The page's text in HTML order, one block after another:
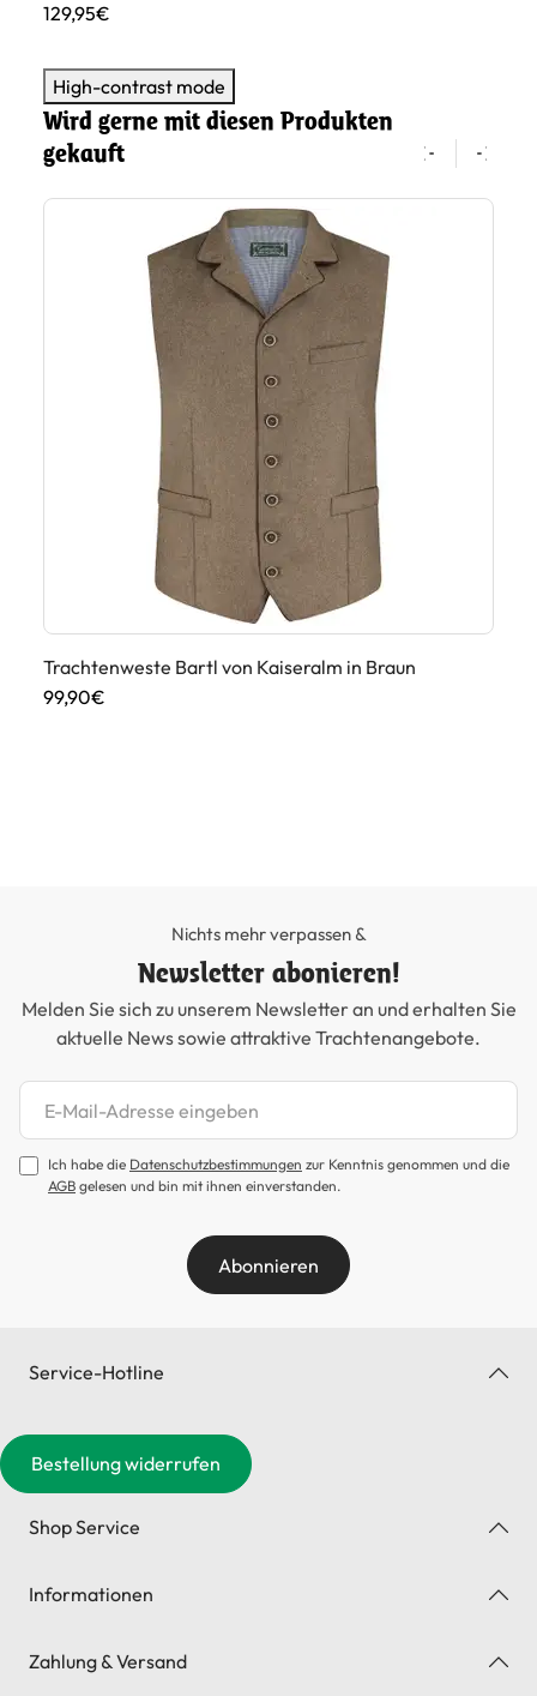
129,95€
High-contrast mode
Wird gerne mit diesen Produkten
gekauft
Trachtenweste Bartl von Kaiseralm in Braun
99,90€
Nichts mehr verpassen &
Newsletter abonieren!
Melden Sie sich zu unserem Newsletter an und erhalten Sie
aktuelle News sowie attraktive Trachtenangebote.
Newsletter abonnieren
Ich habe die Datenschutzbestimmungen zur Kenntnis genommen und die
AGB gelesen und bin mit ihnen einverstanden.
Abonnieren
Service-Hotline
Bestellung widerrufen
Shop Service
Informationen
Zahlung & Versand